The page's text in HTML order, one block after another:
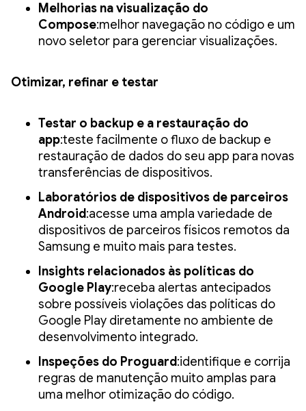
Melhorias na visualização do
Compose:melhor navegação no código e um
novo seletor para gerenciar visualizações.
Otimizar, refinar e testar
Testar o backup e a restauração do
app:teste facilmente o fluxo de backup e
restauração de dados do seu app para novas
transferências de dispositivos.
Laboratórios de dispositivos de parceiros
Android:acesse uma ampla variedade de
dispositivos de parceiros físicos remotos da
Samsung e muito mais para testes.
Insights relacionados às políticas do
Google Play:receba alertas antecipados
sobre possíveis violações das políticas do
Google Play diretamente no ambiente de
desenvolvimento integrado.
Inspeções do Proguard:identifique e corrija
regras de manutenção muito amplas para
uma melhor otimização do código.